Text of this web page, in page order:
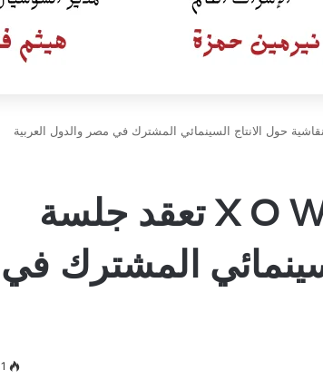
منصة سيني جونة X O West تعقد جلسة
المشترك في
1